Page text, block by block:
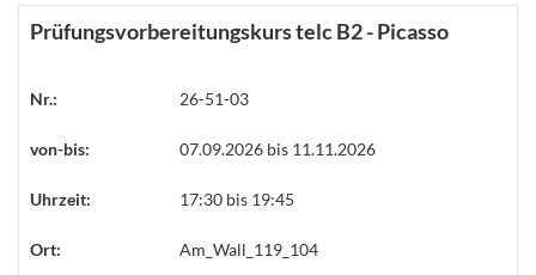
Prüfungsvorbereitungskurs telc B2 - Picasso
Nr.: 26-51-03
von-bis: 07.09.2026 bis 11.11.2026
Uhrzeit: 17:30 bis 19:45
Ort: Am_Wall_119_104